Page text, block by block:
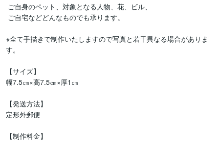
※全て手描きで制作いたしますので写真と若干異なる場合がありま
す。
【サイズ】
幅7.5㎝×高7.5㎝×厚1㎝
【発送方法】
定形外郵便
【制作料金】